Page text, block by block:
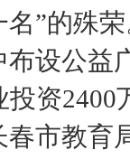
”的殊
设公益
资
市教育